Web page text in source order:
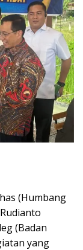
(Humbang
(Badan
yang